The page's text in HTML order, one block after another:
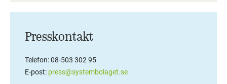
Presskontakt
Telefon: 08-503 302 95
E-post: press@systembolaget.se